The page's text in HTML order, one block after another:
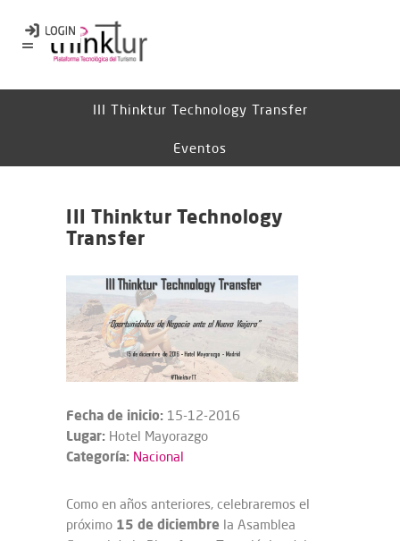
III Thinktur Technology Transfer
Eventos
III Thinktur Technology
Transfer
Fecha de inicio: 15-12-2016
Lugar: Hotel Mayorazgo
Categoría: Nacional
Como en años anteriores, celebraremos el
próximo 15 de diciembre la Asamblea